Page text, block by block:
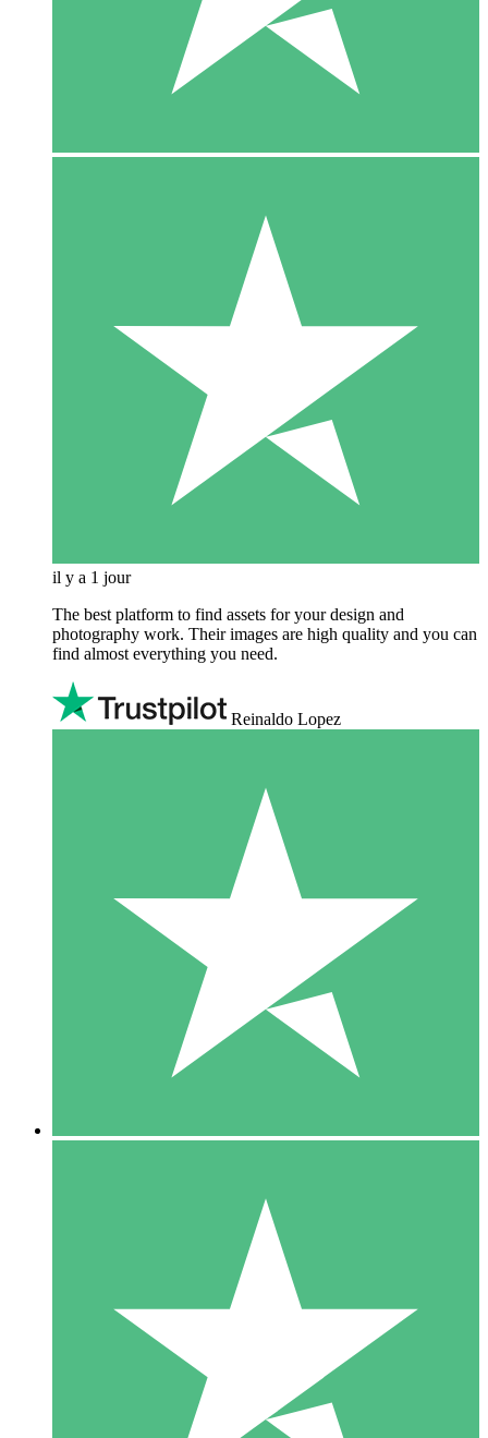
il y a 1 jour
The best platform to find assets for your design and
photography work. Their images are high quality and you can
find almost everything you need.
Reinaldo Lopez